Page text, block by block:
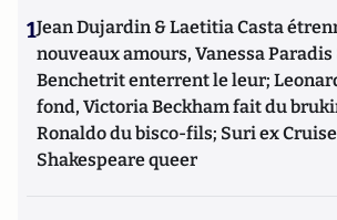
1Jean Dujardin & Laetitia Casta
nouveaux amours, Vanessa Paradis
Benchetrit enterrent le leur;
fond, Victoria Beckham fait du
Ronaldo du bisco-fils; Suri ex
Shakespeare queer